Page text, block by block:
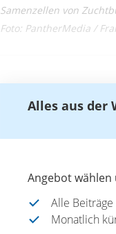
Samenzellen von
Foto: PantherMedia /
Alles aus der
Angebot
Alle
Monatlich